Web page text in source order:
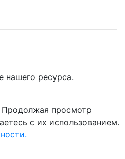
нашего ресурса.
Продолжая просмотр
с их использованием.